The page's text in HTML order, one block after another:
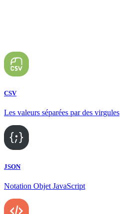
CSV
Les valeurs séparées par des virgules
JSON
Notation Objet JavaScript